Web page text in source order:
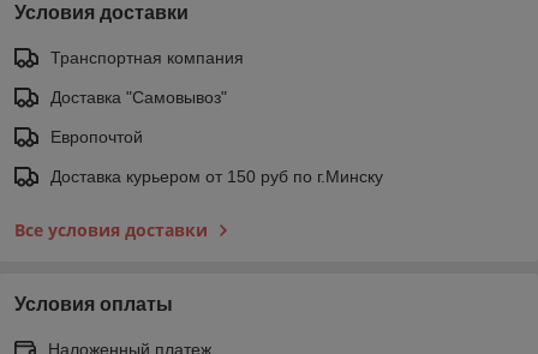
Условия доставки
Транспортная компания
Доставка "Самовывоз"
Европочтой
Доставка курьером от 150 руб по г.Минску
Все условия доставки
Условия оплаты
Наложенный платеж